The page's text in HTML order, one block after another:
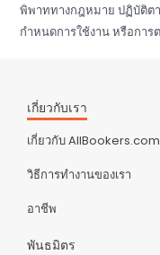
พิพาททางกฎหมาย ปฏิบัติต
กำหนดการใช้งาน หรือกา
เกี่ยวกับเรา
เกี่ยวกับ AllBookers.com
วิธีการทำงานของเรา
อาชีพ
พันธมิตร